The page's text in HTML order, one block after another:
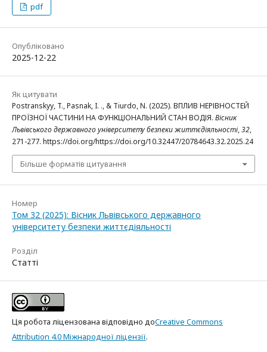
pdf
Опубліковано
2025-12-22
Як цитувати
Postranskyy, T., Pasnak, I. ., & Tiurdo, N. (2025). ВПЛИВ НЕРІВНОСТЕЙ
ПРОЇЗНОЇ ЧАСТИНИ НА ФУНКЦІОНАЛЬНИЙ СТАН ВОДІЯ. Вісник
Львівського державного університету безпеки життєдіяльності,32,
271-277. https://doi.org/https://doi.org/10.32447/20784643.32.2025.24
Більше форматів цитування
Номер
Том 32 (2025): Вісник Львівського державного
університету безпеки життєдіяльності
Розділ
Статті
Ця робота ліцензована відповідно доCreative Commons
Attribution 4.0 Міжнародної ліцензії.